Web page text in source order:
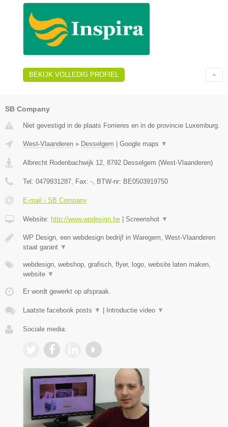
BEKIJK VOLLEDIG PROFIEL
SB Company
Niet gevestigd in de plaats Forrieres en in de provincie Luxemburg.
West-Vlaanderen » Desselgem Google maps ▼
Albrecht Rodenbachwijk 12, 8792 Desselgem (West-Vlaanderen)
Tel: 0479931287, Fax: -, BTW-nr: BE0503919750
E-mail › SB Company
Website: http://www.wpdesign.be Screenshot ▼
WP Design, een webdesign bedrijf in Waregem, West-Vlaanderen
staat garant ▼
webdesign, webshop, grafisch, flyer, logo, website laten maken,
website ▼
Er wordt gewerkt op afspraak.
Laatste facebook posts ▼ Introductie video ▼
Sociale media: